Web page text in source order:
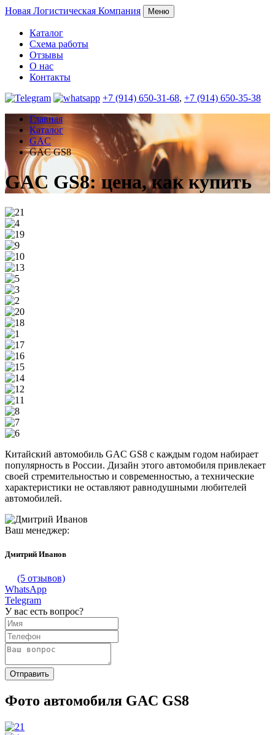
Новая Логистическая Компания Меню
Каталог
Схема работы
Отзывы
О нас
Контакты
+7 (914) 650-31-68, +7 (914) 650-35-38
Главная
Каталог
GAC
GAC GS8
GAC GS8: цена, как купить
Китайский автомобиль GAC GS8 с каждым годом набирает
популярность в России. Дизайн этого автомобиля привлекает
своей стремительностью и современностью, а технические
характеристики не оставляют равнодушными любителей
автомобилей.
Ваш менеджер:
Дмитрий Иванов
(5 отзывов)
WhatsApp
Telegram
У вас есть вопрос?
Фото автомобиля GAC GS8